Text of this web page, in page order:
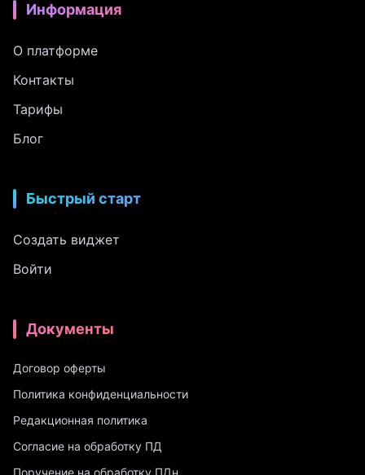
Информация
О платформе
Контакты
Тарифы
Блог
Быстрый старт
Создать виджет
Войти
Документы
Договор оферты
Политика конфиденциальности
Редакционная политика
Согласие на обработку ПД